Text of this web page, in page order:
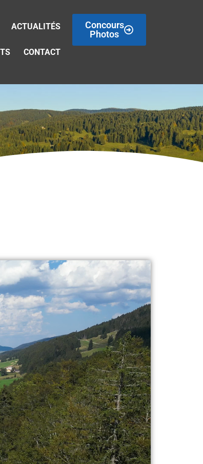
ACTUALITÉS
CONTACT
Concours
Photos